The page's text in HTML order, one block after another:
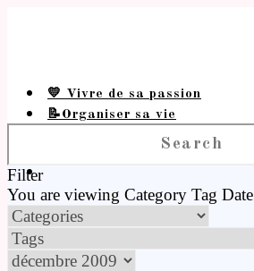
💛 Vivre de sa passion
📝Organiser sa vie
Filter
You are viewing Category Tag Date